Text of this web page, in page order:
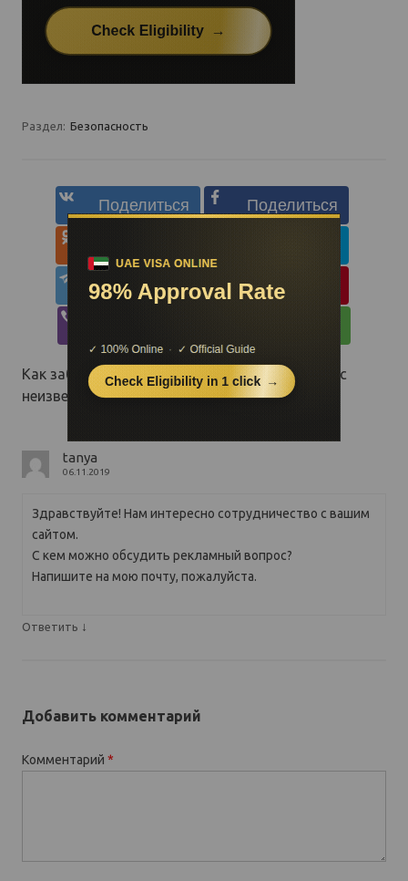
Раздел: Безопасность
Как заблокировать рекламные звонки и СМС с
неизвестных номеров: 1 комментарий
tanya
06.11.2019
Здравствуйте! Нам интересно сотрудничество с вашим
сайтом.
С кем можно обсудить рекламный вопрос?
Напишите на мою почту, пожалуйста.
Ответить ↓
Добавить комментарий
Комментарий *